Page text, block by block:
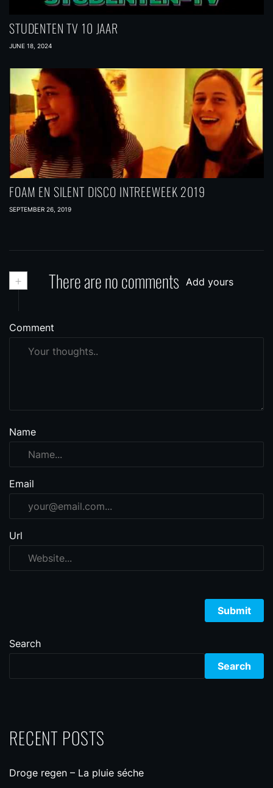
STUDENTEN TV 10 JAAR
JUNE 18, 2024
FOAM EN SILENT DISCO INTREEWEEK 2019
SEPTEMBER 26, 2019
+ There are no comments Add yours
Comment
Name
Email
Url
Search
Search
RECENT POSTS
Droge regen – La pluie séche